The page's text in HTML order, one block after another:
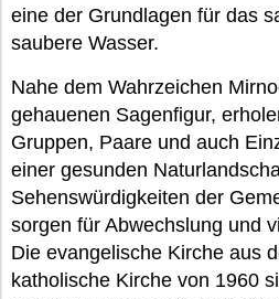
eine der Grundlagen für das
saubere Wasser.
Nahe dem Wahrzeichen
gehauenen Sagenfigur,
Gruppen, Paare und auch
einer gesunden
Sehenswürdigkeiten der
sorgen für Abwechslung und
Die evangelische Kirche aus
katholische Kirche von 1960